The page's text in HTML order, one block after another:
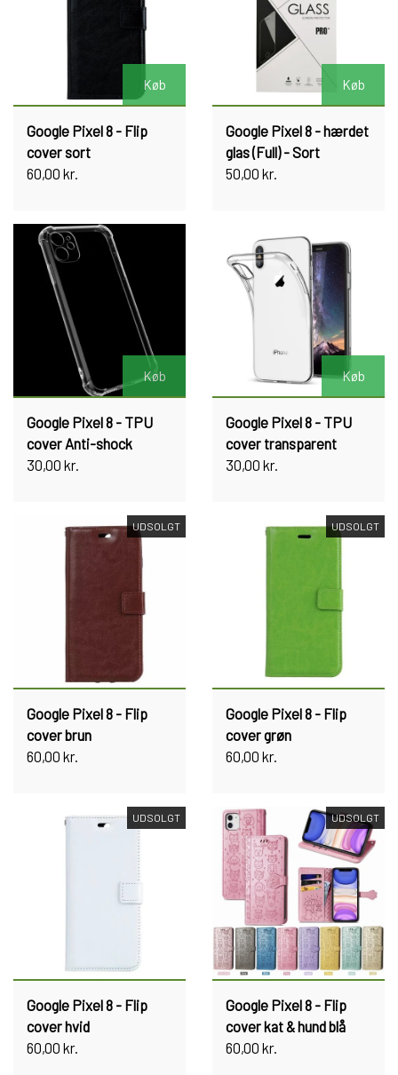
Køb
Google Pixel 8 - Flip
cover sort
60,00 kr.
Køb
Google Pixel 8 - hærdet
glas (Full) - Sort
50,00 kr.
Køb
Google Pixel 8 - TPU
cover Anti-shock
30,00 kr.
Køb
Google Pixel 8 - TPU
cover transparent
30,00 kr.
UDSOLGT
Google Pixel 8 - Flip
cover brun
60,00 kr.
UDSOLGT
Google Pixel 8 - Flip
cover grøn
60,00 kr.
UDSOLGT
Google Pixel 8 - Flip
cover hvid
60,00 kr.
UDSOLGT
Google Pixel 8 - Flip
cover kat & hund blå
60,00 kr.